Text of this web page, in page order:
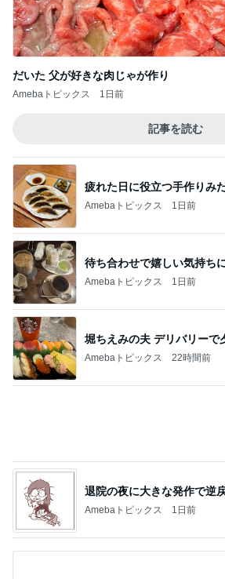
だいた 父が好きな肉じゃが作り
Amebaトピックス 1日前
記事を読む
疲れた日に役立つ手作りみ
Amebaトピックス 1日前
待ち合わせで嬉しい気持ち
Amebaトピックス 1日前
堀ちえみの夫 デリバリーで
Amebaトピックス 22時間前
退院の夜に大きな発作で逆
Amebaトピックス 1日前